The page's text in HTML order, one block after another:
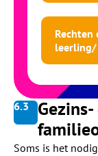
Rechten
6.3
Soms is het